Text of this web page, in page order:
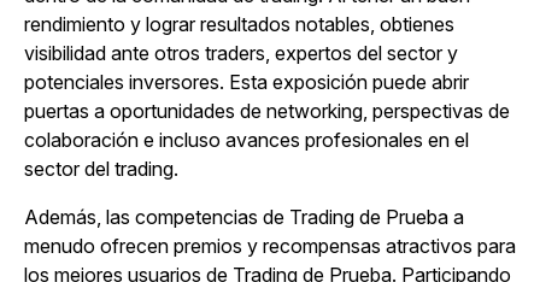
rendimiento y lograr resultados notables, obtienes
visibilidad ante otros traders, expertos del sector y
potenciales inversores. Esta exposición puede abrir
puertas a oportunidades de networking, perspectivas de
colaboración e incluso avances profesionales en el
sector del trading.
Además, las competencias de Trading de Prueba a
menudo ofrecen premios y recompensas atractivos para
los mejores usuarios de Trading de Prueba. Participando